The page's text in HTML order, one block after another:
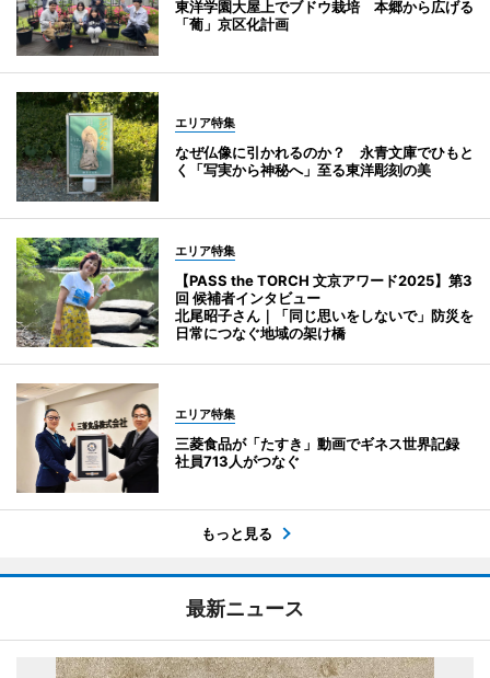
東洋学園大屋上でブドウ栽培 本郷から広げる
「葡」京区化計画
エリア特集
なぜ仏像に引かれるのか？ 永青文庫でひもと
く「写実から神秘へ」至る東洋彫刻の美
エリア特集
【PASS the TORCH 文京アワード2025】第3
回 候補者インタビュー
北尾昭子さん｜「同じ思いをしないで」防災を
日常につなぐ地域の架け橋
エリア特集
三菱食品が「たすき」動画でギネス世界記録
社員713人がつなぐ
もっと見る
最新ニュース